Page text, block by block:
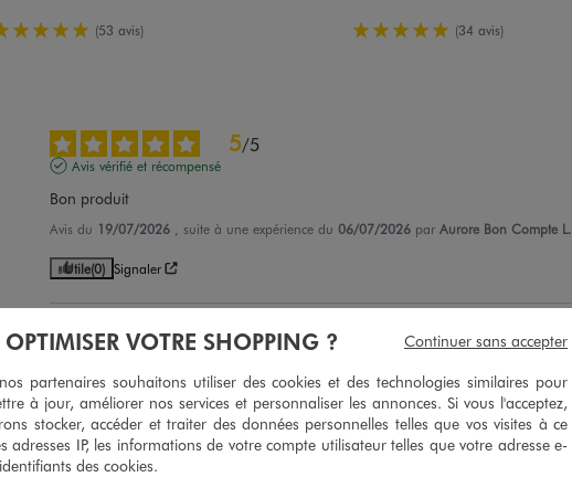
5/5 de moyenne
(53 avis) 5/5 de moyenne
(34 avis)
5/5
Avis vérifié et récompensé
Bon produit
Avis du 19/07/2026 , suite à une expérience du 06/07/2026 par Aurore Bon Compte L.
Utile(0) Signaler
5/5
confortable
Avis du08/07/2026 , suite à une expérience du25/06/2026 parMaggy R.
Utile(0) Signaler
OPTIMISER VOTRE SHOPPING ?
partenaires souhaitons utiliser des cookies et des technologies similaires pour
à jour, améliorer nos services et personnaliser les annonces. Si vous l'acceptez,
stocker, accéder et traiter des données personnelles telles que vos visites à ce
adresses IP, les informations de votre compte utilisateur telles que votre adresse e-
des cookies.
Continuer sans accepter